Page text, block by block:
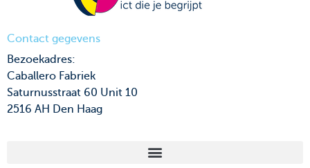
Contact gegevens
Bezoekadres:
Caballero Fabriek
Saturnusstraat 60 Unit 10
2516 AH Den Haag